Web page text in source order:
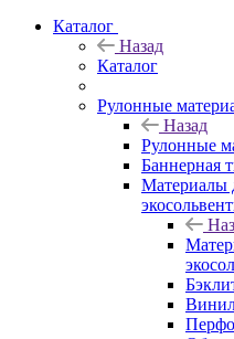
Каталог
Назад
Каталог
Рулонные
Назад
Рулонные
Баннерная
Материалы